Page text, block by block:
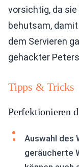
vorsichtig, da
behutsam,
dem Servieren
gehackter
Tipps & Tricks
Perfektionieren
Auswahl des
geräucherte